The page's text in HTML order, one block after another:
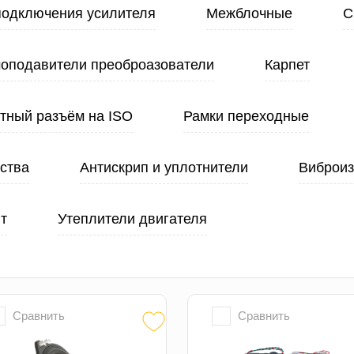
усилителя Межблочные
преоброазователи Карпет
разъём на ISO Рамки переходные
Антискрип и уплотнители
Утеплители двигателя
Сравнить Сравнить